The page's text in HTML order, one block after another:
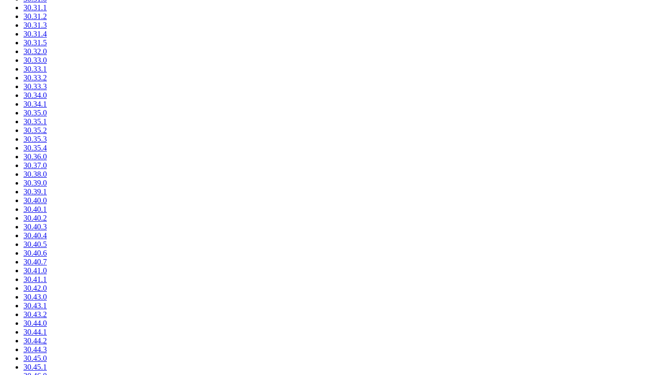
30.31.1
30.31.2
30.31.3
30.31.4
30.31.5
30.32.0
30.33.0
30.33.1
30.33.2
30.33.3
30.34.0
30.34.1
30.35.0
30.35.1
30.35.2
30.35.3
30.35.4
30.36.0
30.37.0
30.38.0
30.39.0
30.39.1
30.40.0
30.40.1
30.40.2
30.40.3
30.40.4
30.40.5
30.40.6
30.40.7
30.41.0
30.41.1
30.42.0
30.43.0
30.43.1
30.43.2
30.44.0
30.44.1
30.44.2
30.44.3
30.45.0
30.45.1